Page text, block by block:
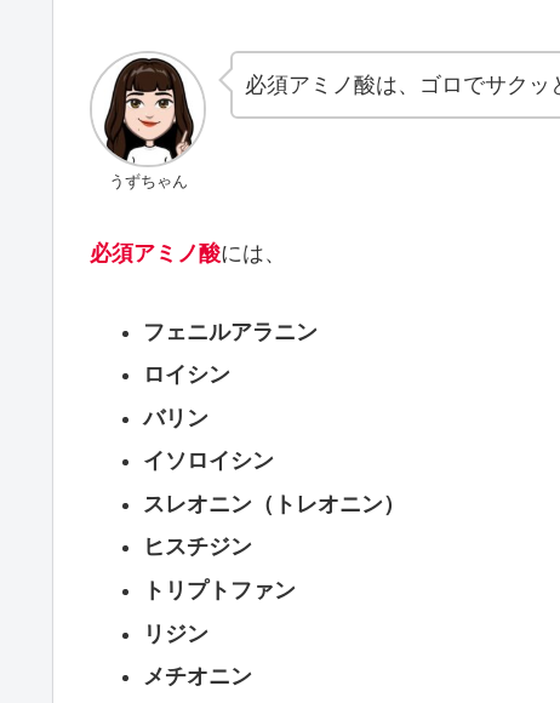
うずちゃん
必須アミノ酸は、ゴロでサクッ
必須アミノ酸には、
フェニルアラニン
ロイシン
バリン
イソロイシン
スレオニン（トレオニン）
ヒスチジン
トリプトファン
リジン
メチオニン